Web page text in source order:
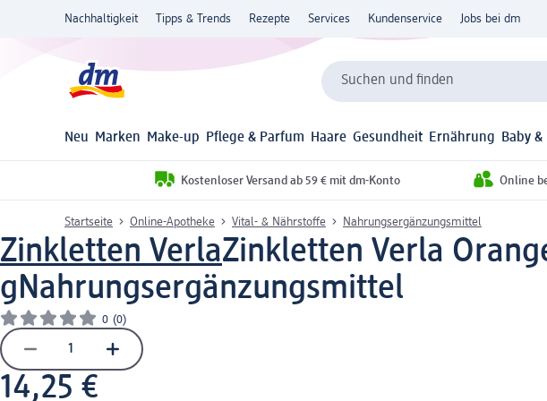
Nachhaltigkeit Tipps & Trends Rezepte Services Kundenservice Jobs bei dm
Suchen und finden
Neu Marken Make-up Pflege & Parfum Haare Gesundheit Ernährung Baby &
Kostenloser Versand ab 59 € mit dm-Konto Online
Startseite Online-Apotheke Vital- & Nährstoffe Nahrungsergänzungsmittel
Zinkletten VerlaZinkletten Verla
gNahrungsergänzungsmittel
0 (0)
14,25 €